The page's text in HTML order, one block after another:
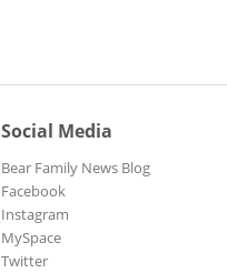
Social Media
Bear Family News Blog
Facebook
Instagram
MySpace
Twitter